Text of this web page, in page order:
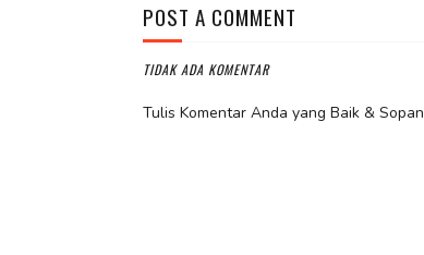
POST A COMMENT
TIDAK ADA KOMENTAR
Tulis Komentar Anda yang Baik & Sopan